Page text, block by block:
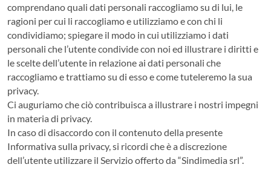
comprendano quali dati personali raccogliamo su di lui, le
ragioni per cui li raccogliamo e utilizziamo e con chi li
condividiamo; spiegare il modo in cui utilizziamo i dati
personali che l’utente condivide con noi ed illustrare i diritti e
le scelte dell’utente in relazione ai dati personali che
raccogliamo e trattiamo su di esso e come tuteleremo la sua
privacy.
Ci auguriamo che ciò contribuisca a illustrare i nostri impegni
in materia di privacy.
In caso di disaccordo con il contenuto della presente
Informativa sulla privacy, si ricordi che è a discrezione
dell’utente utilizzare il Servizio offerto da “Sindimedia srl”.